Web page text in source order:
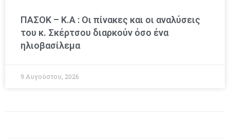
ΠΑΣΟΚ – Κ.Α : Οι πίνακες και οι αναλύσεις
του κ. Σκέρτσου διαρκούν όσο ένα
ηλιοβασίλεμα
9 Αυγούστου, 2026